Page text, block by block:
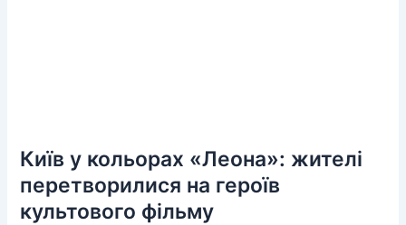
Київ у кольорах «Леона»: жителі
перетворилися на героїв
культового фільму